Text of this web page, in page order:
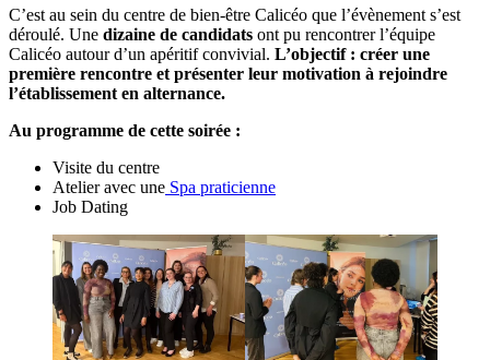
C’est au sein du centre de bien-être Calicéo que l’évènement s’est
déroulé. Une dizaine de candidats ont pu rencontrer l’équipe
Calicéo autour d’un apéritif convivial. L’objectif : créer une
première rencontre et présenter leur motivation à rejoindre
l’établissement en alternance.
Au programme de cette soirée :
Visite du centre
Atelier avec une Spa praticienne
Job Dating